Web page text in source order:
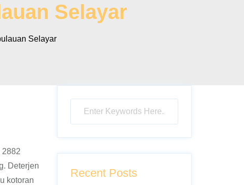
Selayar
Selayar
2882
Deterjen
kotoran
Recent Posts